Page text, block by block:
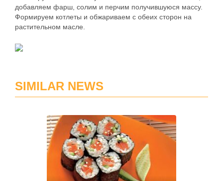
добавляем фарш, солим и перчим получившуюся массу.
Формируем котлеты и обжариваем с обеих сторон на
растительном масле.
SIMILAR NEWS